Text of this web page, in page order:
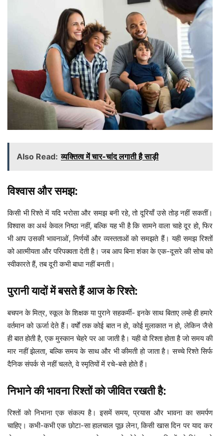
Also Read: व्यक्तित्व में चार-चांद लगाती है साड़ी
विश्वास और समझ:
किसी भी रिश्ते में यदि भरोसा और समझ बनी रहे, तो दूरियाँ उसे तोड़ नहीं सकतीं।
विश्वास का अर्थ केवल निष्ठा नहीं, बल्कि यह भी है कि सामने वाला चाहे दूर हो, फिर
भी आप उसकी भावनाओं, निर्णयों और व्यस्तताओं को समझते हैं। यही समझ रिश्तों
को आत्मीयता और परिपक्वता देती है। जब आप बिना शंका के एक-दूसरे की सोच को
स्वीकारते हैं, तब दूरी कभी बाधा नहीं बनती।
पुरानी यादों में बसते हैं आज के रिश्ते:
बचपन के मित्र, स्कूल के शिक्षक या पुराने सहकर्मी- इनके साथ बिताए लम्हे ही हमारे
वर्तमान को ऊर्जा देते हैं। वर्षों तक कोई बात न हो, कोई मुलाकात न हो, लेकिन जैसे
ही बात होती है, एक मुस्कान चेहरे पर आ जाती है। यही वो रिश्ता होता है जो समय की
मार नहीं झेलता, बल्कि समय के साथ और भी कीमती हो जाता है। सच्चे रिश्ते सिर्फ
दैनिक संपर्क से नहीं चलते, वे स्मृतियों में रचे-बसे होते हैं।
निभाने की भावना रिश्तों को जीवित रखती है:
रिश्तों को निभाना एक संकल्प है। इसमें समय, प्रयास और भावना का समर्पण
चाहिए। कभी-कभी एक छोटा-सा हालचाल पूछ लेना, किसी खास दिन पर याद कर